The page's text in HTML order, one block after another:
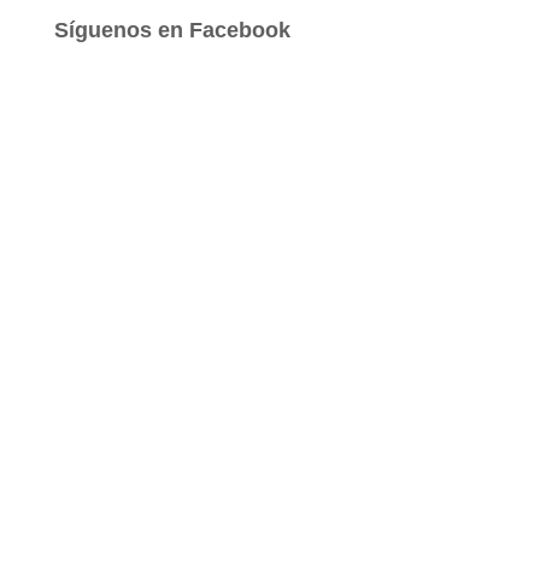
a
Síguenos en Facebook